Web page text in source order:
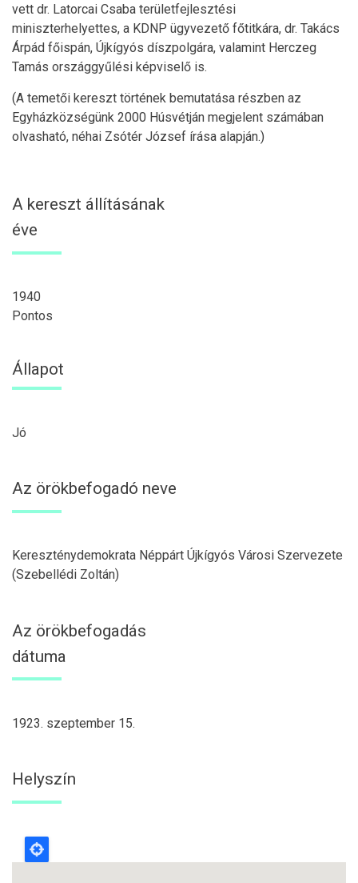
vett dr. Latorcai Csaba területfejlesztési
miniszterhelyettes, a KDNP ügyvezető főtitkára, dr. Takács
Árpád főispán, Újkígyós díszpolgára, valamint Herczeg
Tamás országgyűlési képviselő is.
(A temetői kereszt történek bemutatása részben az
Egyházközségünk 2000 Húsvétján megjelent számában
olvasható, néhai Zsótér József írása alapján.)
A kereszt állításának
éve
1940
Pontos
Állapot
Jó
Az örökbefogadó neve
Kereszténydemokrata Néppárt Újkígyós Városi Szervezete
(Szebellédi Zoltán)
Az örökbefogadás
dátuma
1923. szeptember 15.
Helyszín